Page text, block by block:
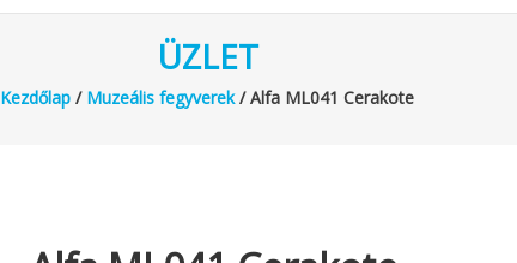
ÜZLET
Kezdőlap / Muzeális fegyverek/ Alfa ML041 Cerakote